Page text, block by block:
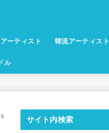
ーティスト 韓流アーティスト
ル
サイト内検索